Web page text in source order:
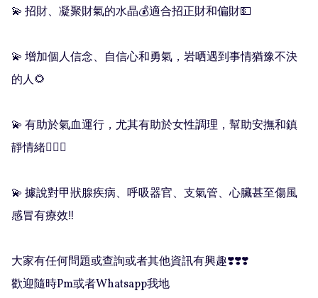
💫 招財、凝聚財氣的水晶💰適合招正財和偏財💵
💫 增加個人信念、自信心和勇氣，岩哂遇到事情猶豫不決
的人🌻
💫 有助於氣血運行，尤其有助於女性調理，幫助安撫和鎮
靜情緒🙇🏻‍♀️
💫 據說對甲狀腺疾病、呼吸器官、支氣管、心臟甚至傷風
感冒有療效‼️
大家有任何問題或查詢或者其他資訊有興趣❣️❣️❣️
歡迎隨時Pm或者Whatsapp我地